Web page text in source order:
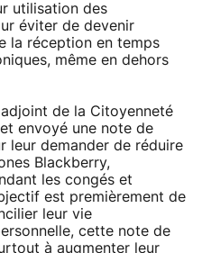
utilisation des
éviter de devenir
la réception en temps
même en dehors
de la Citoyenneté
envoyé une note de
leur demander de réduire
Blackberry,
les congés et
est premièrement de
leur vie
cette note de
à augmenter leur